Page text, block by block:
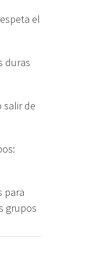
el
duras
salir de
para
grupos